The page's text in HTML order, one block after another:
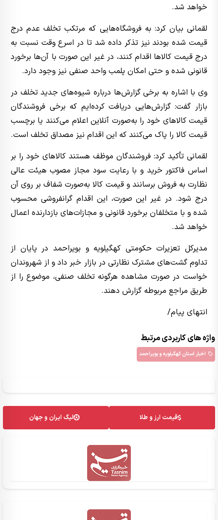
خواهد شد.
لقمانی بیان کرد: به فروشگاه‌هایی که مرتکب تخلف عدم درج
قیمت شده بودند نیز تذکر داده شد تا در اسرع وقت نسبت به
درج قیمت کالاها اقدام کنند، در غیر این صورت با آن‌ها برخورد
قانونی شده و حتی امکان پلمب واحد صنفی نیز وجود دارد.
وی با اشاره به برخی گزارش‌ها درباره شیوه‌های جدید تخلف در
بازار گفت: گزارش‌هایی دریافت کرده‌ایم که برخی فروشندگان
قیمت کالاهای خود را به‌صورت آنلاین اعلام می‌کنند یا برچسب
قیمت کالا را پاک می‌کنند که این اقدام نیز مصداق تخلف است.
لقمانی تأکید کرد: فروشندگان موظف هستند کالاهای خود را بر
اساس فاکتور خرید و با رعایت سود مجاز مصوب هیئت عالی
نظارت به فروش برسانند و قیمت کالا به‌صورت شفاف بر روی آن
درج شود. در غیر این صورت، این اقدام گرانفروشی محسوب
شده و با متخلفان برخورد قانونی و مجازات‌های بازدارنده اعمال
خواهد شد.
مدیرکل تعزیرات حکومتی کهگیلویه و بویراحمد در پایان از
تداوم گشت‌های مشترک نظارتی در بازار خبر داد و از شهروندان
خواست در صورت مشاهده هرگونه تخلف صنفی، موضوع را از
طریق مراجع مربوطه گزارش دهند.
انتهای پیام/
واژه های کاربردی مرتبط
اخبار استان کهگیلویه و بویراحمد
قیمت ارز و طلا لیگ ایران و جهان